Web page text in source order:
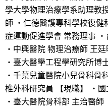
學大學物理治療學系助理教
師 ・仁德醫護專科學校復
症運動促進學會 常務理事
・中興醫院 物理治療師 王
・臺大醫學工程學研究所博
・千葉兒童醫院小兒骨科骨
椎外科研究員 【現職】 ・
・臺大醫院骨科部 主治醫